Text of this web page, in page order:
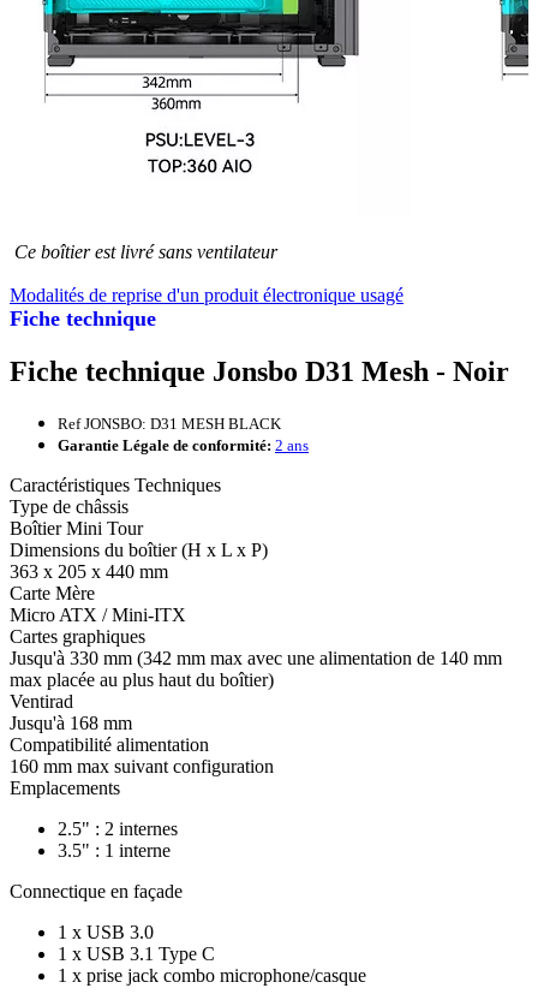
Fiche technique
Ce boîtier est livré sans ventilateur
Modalités de reprise d'un produit électronique usagé
Fiche technique Jonsbo D31 Mesh - Noir
Ref JONSBO: D31 MESH BLACK
Garantie Légale de conformité: 2 ans
Caractéristiques Techniques
Type de châssis
Boîtier Mini Tour
Dimensions du boîtier (H x L x P)
363 x 205 x 440 mm
Carte Mère
Micro ATX / Mini-ITX
Cartes graphiques
Jusqu'à 330 mm (342 mm max avec une alimentation de 140 mm
max placée au plus haut du boîtier)
Ventirad
Jusqu'à 168 mm
Compatibilité alimentation
160 mm max suivant configuration
Emplacements
2.5" : 2 internes
3.5" : 1 interne
Connectique en façade
1 x USB 3.0
1 x USB 3.1 Type C
1 x prise jack combo microphone/casque